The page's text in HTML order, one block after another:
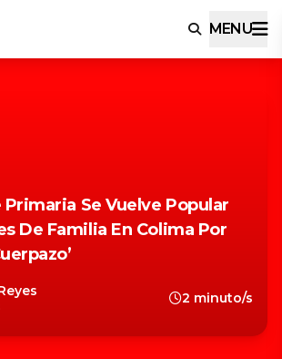
MENU
Se Vuelve Popular
De Familia En Colima Por
2 minuto/s